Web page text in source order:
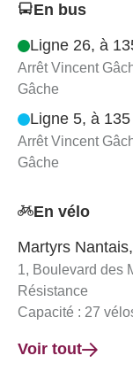
En bus
Ligne 26, à
Arrêt Vincent
Gâche
Ligne 5, à 135
Arrêt Vincent
Gâche
En vélo
Martyrs
1, Boulevard des
Résistance
Capacité : 27
Voir tout